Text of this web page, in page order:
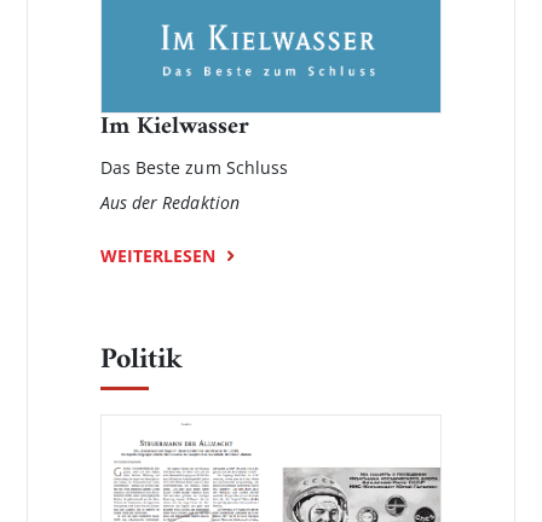
Im Kielwasser
Das Beste zum Schluss
Aus der Redaktion
WEITERLESEN
Politik